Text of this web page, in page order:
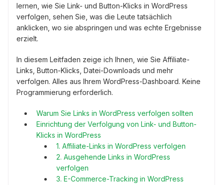
lernen, wie Sie Link- und Button-Klicks in WordPress
verfolgen, sehen Sie, was die Leute tatsächlich
anklicken, wo sie abspringen und was echte Ergebnisse
erzielt.
In diesem Leitfaden zeige ich Ihnen, wie Sie Affiliate-
Links, Button-Klicks, Datei-Downloads und mehr
verfolgen. Alles aus Ihrem WordPress-Dashboard. Keine
Programmierung erforderlich.
Warum Sie Links in WordPress verfolgen sollten
Einrichtung der Verfolgung von Link- und Button-
Klicks in WordPress
1. Affiliate-Links in WordPress verfolgen
2. Ausgehende Links in WordPress
verfolgen
3. E-Commerce-Tracking in WordPress